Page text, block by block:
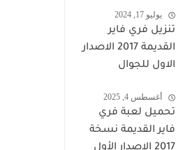
يوليو 17, 2024
تنزيل فري فاير
القديمة 2017 الاصدار
الاول للجوال
أغسطس 4, 2025
تحميل لعبة فري
فاير القديمة نسخة